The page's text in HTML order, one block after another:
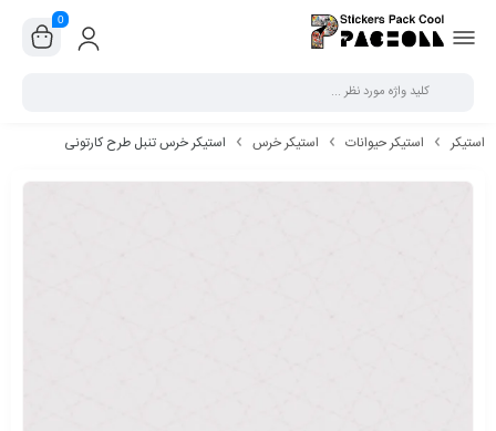
0
استیکر استیکر حیوانات استیکر خرس استیکر خرس تنبل طرح کارتونی